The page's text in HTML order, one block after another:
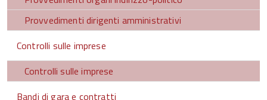
Provvedimenti dirigenti amministrativi
Controlli sulle imprese
Controlli sulle imprese
Bandi di gara e contratti